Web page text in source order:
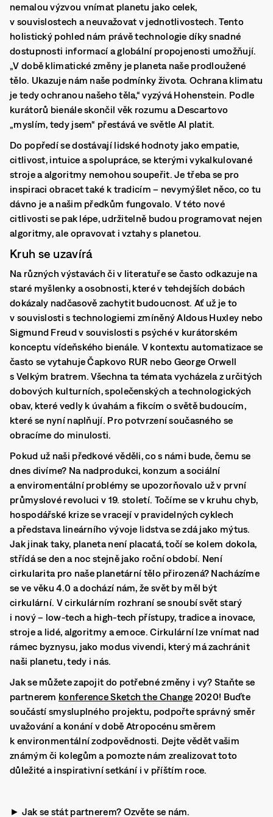
nemalou výzvou vnímat planetu jako celek,
v souvislostech a neuvažovat v jednotlivostech. Tento
holistický pohled nám právě technologie díky snadné
dostupnosti informací a globální propojenosti umožňují.
„V době klimatické změny je planeta naše prodloužené
tělo. Ukazuje nám naše podmínky života. Ochrana klimatu
je tedy ochranou našeho těla,“ vyzývá Hohenstein. Podle
kurátorů bienále skončil věk rozumu a Descartovo
„myslím, tedy jsem“ přestává ve světle AI platit.
Do popředí se dostávají lidské hodnoty jako empatie,
citlivost, intuice a spolupráce, se kterými vykalkulované
stroje a algoritmy nemohou soupeřit. Je třeba se pro
inspiraci obracet také k tradicím – nevymýšlet něco, co tu
dávno je a našim předkům fungovalo. V této nové
citlivosti se pak lépe, udržitelně budou programovat nejen
algoritmy, ale opravovat i vztahy s planetou.
Kruh se uzavírá
Na různých výstavách či v literatuře se často odkazuje na
staré myšlenky a osobnosti, které v tehdejších dobách
dokázaly nadčasově zachytit budoucnost. Ať už je to
v souvislosti s technologiemi zmíněný Aldous Huxley nebo
Sigmund Freud v souvislosti s psýché v kurátorském
konceptu vídeňského bienále. V kontextu automatizace se
často se vytahuje Čapkovo RUR nebo George Orwell
s Velkým bratrem. Všechna ta témata vycházela z určitých
dobových kulturních, společenských a technologických
obav, které vedly k úvahám a fikcím o světě budoucím,
které se nyní naplňují. Pro potvrzení současného se
obracíme do minulosti.
Pokud už naši předkové věděli, co s námi bude, čemu se
dnes divíme? Na nadprodukci, konzum a sociální
a enviromentální problémy se upozorňovalo už v první
průmyslové revoluci v 19. století. Točíme se v kruhu chyb,
hospodářské krize se vracejí v pravidelných cyklech
a představa lineárního vývoje lidstva se zdá jako mýtus.
Jak jinak taky, planeta není placatá, točí se kolem dokola,
střídá se den a noc stejně jako roční období. Není
cirkularita pro naše planetární tělo přirozená? Nacházíme
se ve věku 4.0 a dochází nám, že svět by měl být
cirkulární. V cirkulárním rozhraní se snoubí svět starý
i nový – low-tech a high-tech přístupy, tradice a inovace,
stroje a lidé, algoritmy a emoce. Cirkulární lze vnímat nad
rámec byznysu, jako modus vivendi, který má zachránit
naši planetu, tedy i nás.
Jak se můžete zapojit do potřebné změny i vy? Staňte se
partnerem konference Sketch the Change 2020! Buďte
součástí smysluplného projektu, podpořte správný směr
uvažování a konání v době Atropocénu směrem
k environmentální zodpovědnosti. Dejte vědět vašim
známým či kolegům a pomozte nám zrealizovat toto
důležité a inspirativní setkání i v příštím roce.
► Jak se stát partnerem? Ozvěte se nám.